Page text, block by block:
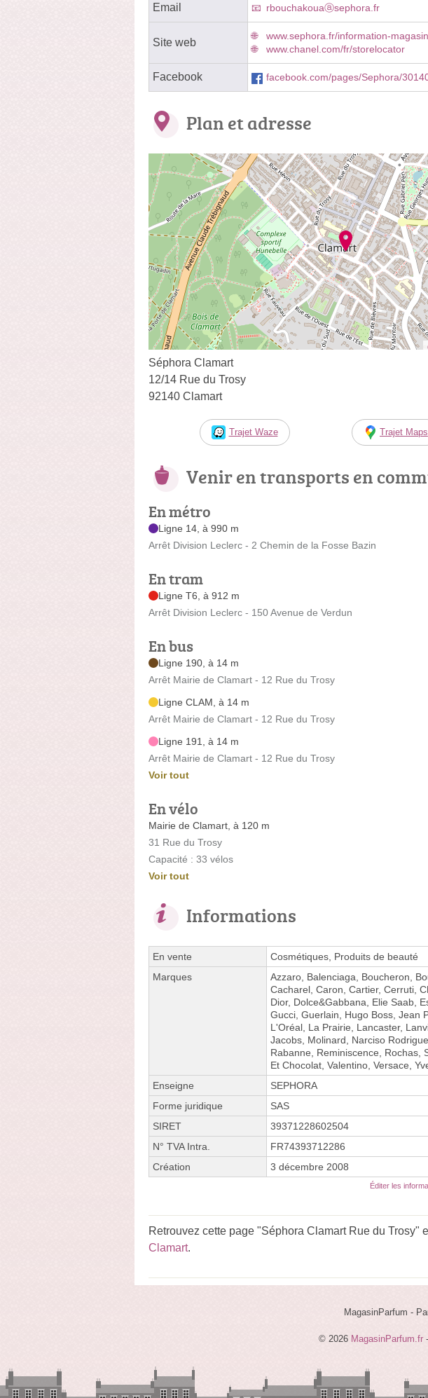
Email rbouchakouaⓐsephora.fr
Site web
www.sephora.fr/information-
www.chanel.com/fr/storelocator
Facebook facebook.com/pages/Sephora/
Plan et adresse
Séphora Clamart
12/14 Rue du Trosy
92140 Clamart
Trajet Waze Trajet Maps
Venir en transports en
En métro
Ligne 14, à 990 m
Arrêt Division Leclerc - 2 Chemin de la Fosse Bazin
En tram
Ligne T6, à 912 m
Arrêt Division Leclerc - 150 Avenue de Verdun
En bus
Ligne 190, à 14 m
Arrêt Mairie de Clamart - 12 Rue du Trosy
Ligne CLAM, à 14 m
Arrêt Mairie de Clamart - 12 Rue du Trosy
Ligne 191, à 14 m
Arrêt Mairie de Clamart - 12 Rue du Trosy
Voir tout
En vélo
Mairie de Clamart, à 120 m
31 Rue du Trosy
Capacité : 33 vélos
Voir tout
Informations
En vente
Cosmétiques, Produits de beauté
Marques
Azzaro, Balenciaga, Boucheron,
Cacharel, Caron, Cartier, Cerruti,
Dior, Dolce&Gabbana, Elie Saab,
Gucci, Guerlain, Hugo Boss, Jean
L'Oréal, La Prairie, Lancaster,
Jacobs, Molinard, Narciso
Rabanne, Reminiscence, Rochas,
Et Chocolat, Valentino, Versace,
Enseigne
SEPHORA
Forme juridique
SAS
SIRET
39371228602504
N° TVA Intra.
FR74393712286
Création
3 décembre 2008
Éditer les
Retrouvez cette page "Séphora Clamart Rue du Trosy"
Clamart.
MagasinParfum -
© 2026 MagasinParfum.fr -